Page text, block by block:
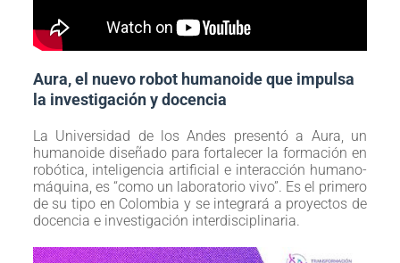
Aura, el nuevo robot humanoide que impulsa
la investigación y docencia
La Universidad de los Andes presentó a Aura, un
humanoide diseñado para fortalecer la formación en
robótica, inteligencia artificial e interacción humano-
máquina, es “como un laboratorio vivo”. Es el primero
de su tipo en Colombia y se integrará a proyectos de
docencia e investigación interdisciplinaria.